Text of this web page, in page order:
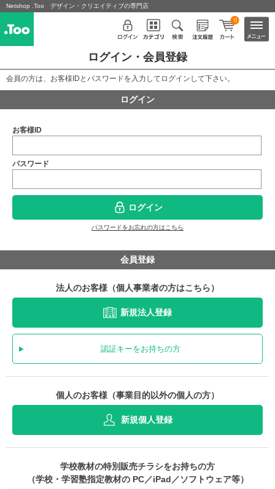
Netshop .Too デザイン・クリエイティブの専門店
0
ログイン・会員登録
会員の方は、お客様IDとパスワードを入力してログインして下さい。
ログイン
お客様ID
パスワード
ログイン
パスワードをお忘れの方はこちら
会員登録
法人のお客様（個人事業者の方はこちら）
新規法人登録
認証キーをお持ちの方
個人のお客様（事業目的以外の個人の方）
新規個人登録
学校教材の特別販売チラシをお持ちの方
（学校・学習塾指定教材の PC／iPad／ソフトウェア等）